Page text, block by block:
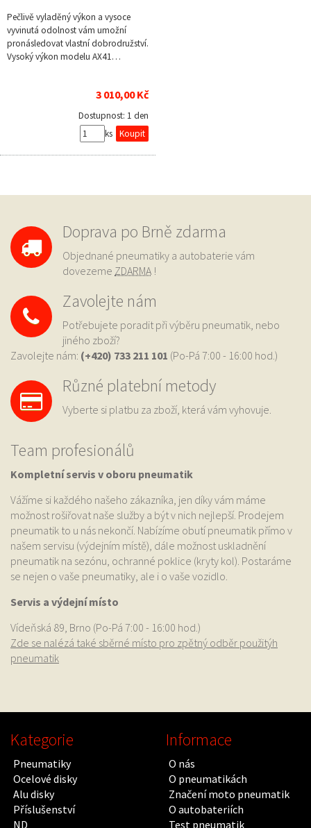
Pečlivě vyladěný výkon a vysoce
vyvinutá odolnost vám umožní
pronásledovat vlastní dobrodružství.
Vysoký výkon modelu AX41…
3 010,00 Kč
Dostupnost: 1 den
ks
Doprava po Brně zdarma
Objednané pneumatiky a autobaterie vám
dovezeme ZDARMA !
Zavolejte nám
Potřebujete poradit při výběru pneumatik, nebo
jiného zboží?
Zavolejte nám: (+420) 733 211 101 (Po-Pá 7:00 - 16:00 hod.)
Různé platební metody
Vyberte si platbu za zboží, která vám vyhovuje.
Team profesionálů
Kompletní servis v oboru pneumatik
Vážíme si každého našeho zákazníka, jen díky vám máme
možnost rošiřovat naše služby a být v nich nejlepší. Prodejem
pneumatik to u nás nekončí. Nabízíme obutí pneumatik přímo v
našem servisu (výdejním místě), dále možnost uskladnění
pneumatik na sezónu, ochranné poklice (kryty kol). Postaráme
se nejen o vaše pneumatiky, ale i o vaše vozidlo.
Servis a výdejní místo
Vídeňská 89, Brno (Po-Pá 7:00 - 16:00 hod.)
Zde se nalézá také sběrné místo pro zpětný odběr použitýh
pneumatik
Kategorie
Pneumatiky
Ocelové disky
Alu disky
Příslušenství
ND
Informace
O nás
O pneumatikách
Značení moto pneumatik
O autobateriích
Test pneumatik